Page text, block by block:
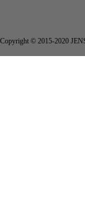
Copyright © 2015-2020